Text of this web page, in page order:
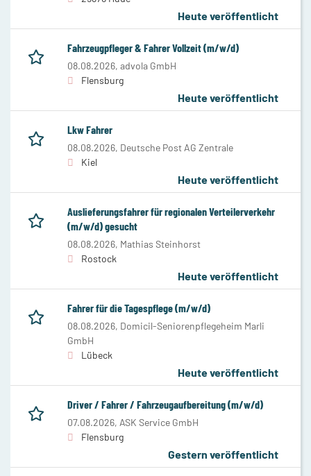
Heute veröffentlicht
Fahrzeugpfleger & Fahrer Vollzeit (m/w/d)
08.08.2026, advola GmbH
Flensburg
Heute veröffentlicht
Lkw Fahrer
08.08.2026, Deutsche Post AG Zentrale
Kiel
Heute veröffentlicht
Auslieferungsfahrer für regionalen Verteilerverkehr
(m/w/d) gesucht
08.08.2026, Mathias Steinhorst
Rostock
Heute veröffentlicht
Fahrer für die Tagespflege (m/w/d)
08.08.2026, Domicil-Seniorenpflegeheim Marli
GmbH
Lübeck
Heute veröffentlicht
Driver / Fahrer / Fahrzeugaufbereitung (m/w/d)
07.08.2026, ASK Service GmbH
Flensburg
Gestern veröffentlicht